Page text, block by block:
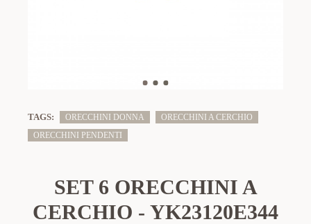
TAGS: ORECCHINI DONNA
ORECCHINI A CERCHIO
ORECCHINI PENDENTI
SET 6 ORECCHINI A
CERCHIO - YK23120E344